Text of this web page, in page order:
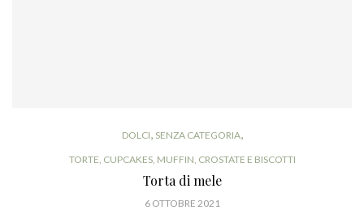
DOLCI, SENZA CATEGORIA,
TORTE, CUPCAKES, MUFFIN, CROSTATE E BISCOTTI
Torta di mele
6 OTTOBRE 2021